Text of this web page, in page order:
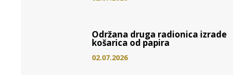
Održana druga radionica izrade
košarica od papira
02.07.2026